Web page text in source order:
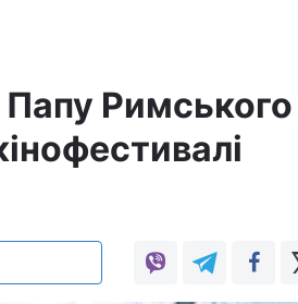
Римського